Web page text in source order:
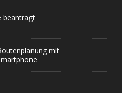
beantragt
mit